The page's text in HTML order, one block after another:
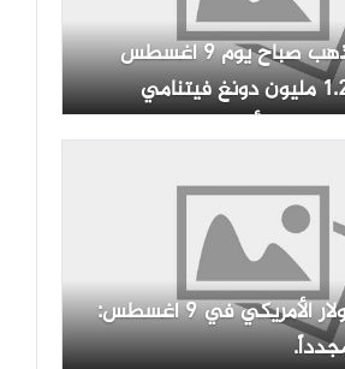
كانت أسعار الذهب صباح يوم 9 أغسطس
أعلى بمقدار 1.2 مليون دونغ فيتنامي
ببداية الأسبوع، لكن المشترين
سعر صرف الدولار الأمريكي في 9 أغسطس: